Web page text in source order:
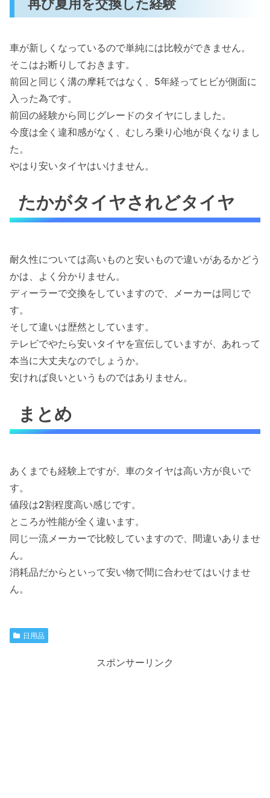
車が新しくなっているので単純には比較ができません。
そこはお断りしておきます。
前回と同じく溝の摩耗ではなく、5年経ってヒビが側面に
入った為です。
前回の経験から同じグレードのタイヤにしました。
今度は全く違和感がなく、むしろ乗り心地が良くなりまし
た。
やはり安いタイヤはいけません。
たかがタイヤされどタイヤ
耐久性については高いものと安いもので違いがあるかどう
かは、よく分かりません。
ディーラーで交換をしていますので、メーカーは同じで
す。
そして違いは歴然としています。
テレビでやたら安いタイヤを宣伝していますが、あれって
本当に大丈夫なのでしょうか。
安ければ良いというものではありません。
まとめ
あくまでも経験上ですが、車のタイヤは高い方が良いで
す。
値段は2割程度高い感じです。
ところが性能が全く違います。
同じ一流メーカーで比較していますので、間違いありませ
ん。
消耗品だからといって安い物で間に合わせてはいけませ
ん。
日用品
スポンサーリンク